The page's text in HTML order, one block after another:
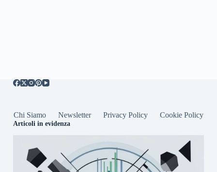
Chi Siamo Newsletter Privacy Policy Cookie Policy
Articoli in evidenza